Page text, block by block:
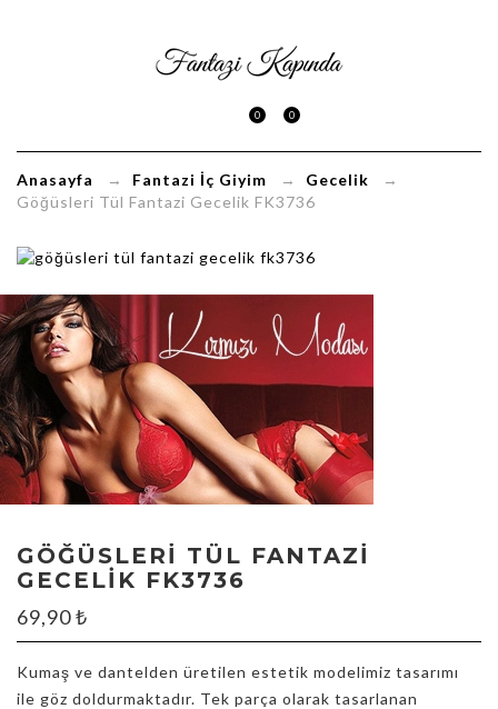
0 0
Anasayfa → Fantazi İç Giyim → Gecelik →
Göğüsleri Tül Fantazi Gecelik FK3736
GÖĞÜSLERI TÜL FANTAZI
GECELIK FK3736
69,90₺
Kumaş ve dantelden üretilen estetik modelimiz tasarımı
ile göz doldurmaktadır. Tek parça olarak tasarlanan